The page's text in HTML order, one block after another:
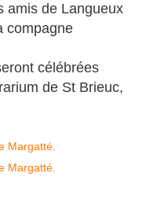
amis de Langueux
compagne
célébrées
de St Brieuc,